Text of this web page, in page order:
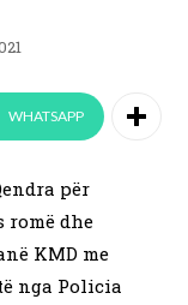
WHATSAPP
për
dhe
KMD me
nga Policia